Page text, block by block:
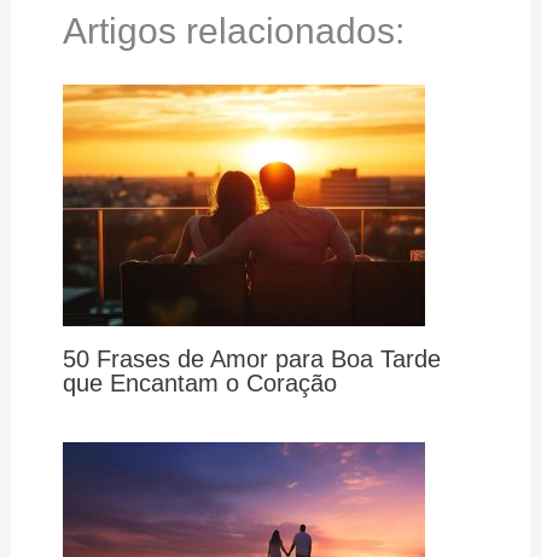
Artigos relacionados:
50 Frases de Amor para Boa Tarde
que Encantam o Coração